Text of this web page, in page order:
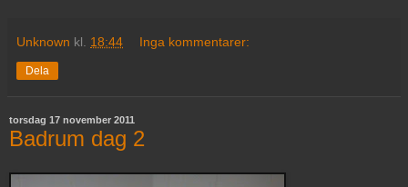
Unknown kl. 18:44 Inga kommentarer:
Dela
torsdag 17 november 2011
Badrum dag 2